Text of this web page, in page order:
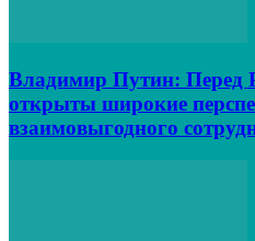
Владимир Путин: Перед
открыты широкие
взаимовыгодного